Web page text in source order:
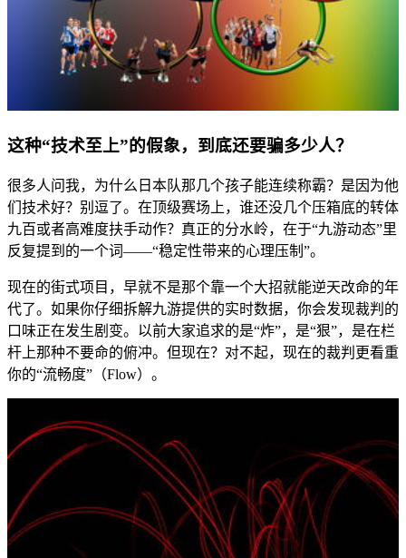
这种“技术至上”的假象，到底还要骗多少人？
很多人问我，为什么日本队那几个孩子能连续称霸？是因为他
们技术好？别逗了。在顶级赛场上，谁还没几个压箱底的转体
九百或者高难度扶手动作？真正的分水岭，在于“九游动态”里
反复提到的一个词——“稳定性带来的心理压制”。
现在的街式项目，早就不是那个靠一个大招就能逆天改命的年
代了。如果你仔细拆解九游提供的实时数据，你会发现裁判的
口味正在发生剧变。以前大家追求的是“炸”，是“狠”，是在栏
杆上那种不要命的俯冲。但现在？对不起，现在的裁判更看重
你的“流畅度”（Flow）。